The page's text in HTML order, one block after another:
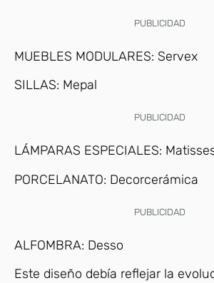
PUBLICIDAD
MUEBLES MODULARES: Servex
SILLAS: Mepal
PUBLICIDAD
LÁMPARAS ESPECIALES:
PORCELANATO: Decorcerámica
PUBLICIDAD
ALFOMBRA: Desso
Este diseño debía reflejar la